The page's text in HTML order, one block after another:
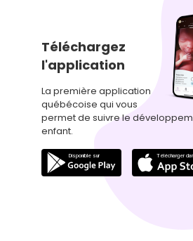
Téléchargez
l'application
La première application
québécoise qui vous
permet de suivre le
enfant.